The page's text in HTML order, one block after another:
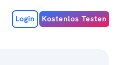
Login Kostenlos Testen